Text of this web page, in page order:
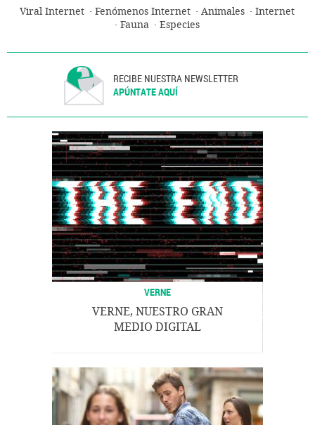
Viral Internet Fenómenos Internet Animales
Internet
Fauna
Especies
RECIBE NUESTRA NEWSLETTER
APÚNTATE AQUÍ
VERNE
VERNE, NUESTRO GRAN
MEDIO DIGITAL